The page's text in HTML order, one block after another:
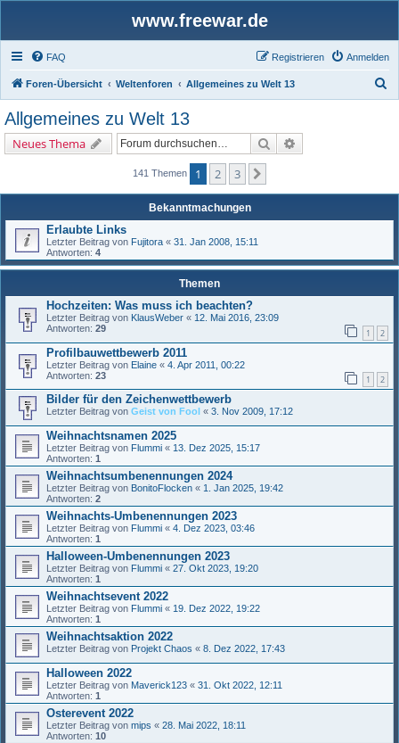
www.freewar.de
FAQ Anmelden
Registrieren
Foren-Übersicht Weltenforen Allgemeines zu Welt 13
Allgemeines zu Welt 13
Neues Thema Suche
141 Themen 1 2 3
Bekanntmachungen
Erlaubte Links
Letzter Beitrag von Fujitora « 31. Jan 2008, 15:11
Antworten: 4
Themen
Hochzeiten: Was muss ich beachten?
Letzter Beitrag von KlausWeber « 12. Mai 2016, 23:09
Antworten: 29 1 2
Profilbauwettbewerb 2011
Letzter Beitrag von Elaine « 4. Apr 2011, 00:22
Antworten: 23 1 2
Bilder für den Zeichenwettbewerb
Letzter Beitrag von Geist von Fool « 3. Nov 2009, 17:12
Weihnachtsnamen 2025
Letzter Beitrag von Flummi « 13. Dez 2025, 15:17
Antworten: 1
Weihnachtsumbenennungen 2024
Letzter Beitrag von BonitoFlocken « 1. Jan 2025, 19:42
Antworten: 2
Weihnachts-Umbenennungen 2023
Letzter Beitrag von Flummi « 4. Dez 2023, 03:46
Antworten: 1
Halloween-Umbenennungen 2023
Letzter Beitrag von Flummi « 27. Okt 2023, 19:20
Antworten: 1
Weihnachtsevent 2022
Letzter Beitrag von Flummi « 19. Dez 2022, 19:22
Antworten: 1
Weihnachtsaktion 2022
Letzter Beitrag von Projekt Chaos « 8. Dez 2022, 17:43
Halloween 2022
Letzter Beitrag von Maverick123 « 31. Okt 2022, 12:11
Antworten: 1
Osterevent 2022
Letzter Beitrag von mips « 28. Mai 2022, 18:11
Antworten: 10